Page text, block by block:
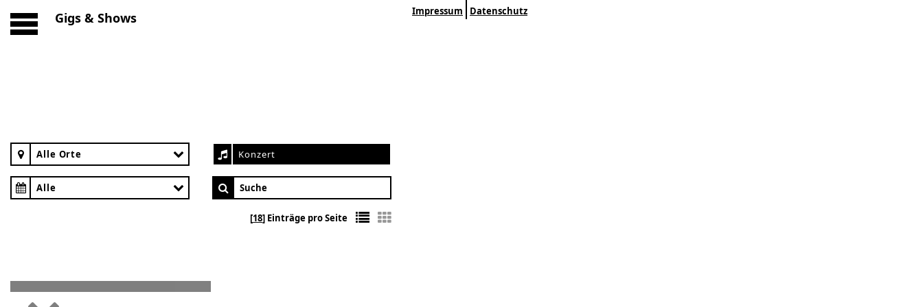
Gigs & Shows Impressum Datenschutz
Alle Orte Konzert
Alle
18 Einträge pro Seite